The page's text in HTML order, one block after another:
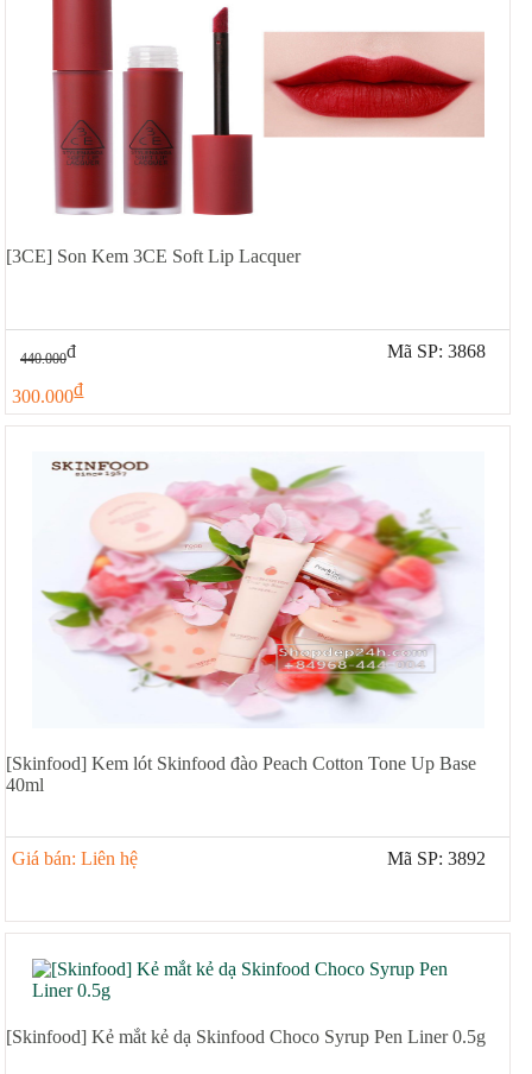
[3CE] Son Kem 3CE Soft Lip Lacquer
440.000đ
300.000đ
Mã SP: 3868
[Skinfood] Kem lót Skinfood đào Peach Cotton Tone Up Base
40ml
Giá bán: Liên hệ Mã SP: 3892
[Skinfood] Kẻ mắt kẻ dạ Skinfood Choco Syrup Pen Liner 0.5g